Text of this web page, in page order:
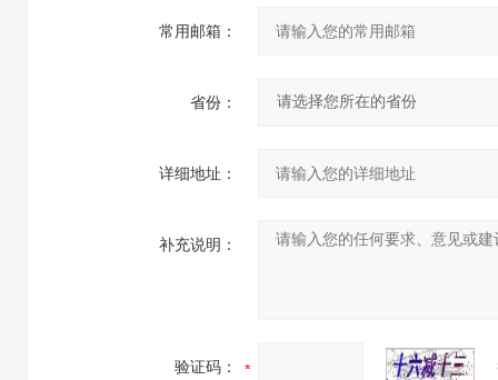
常用邮箱：
省份：
详细地址：
补充说明：
验证码：